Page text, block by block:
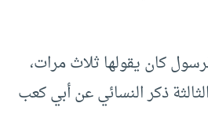
كان يقولها ثلاث مرات،
ذكر النسائي عن أبي كعب